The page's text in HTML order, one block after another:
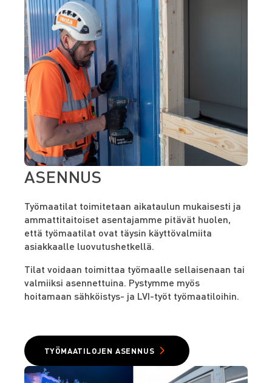
ASENNUS
Työmaatilat toimitetaan aikataulun mukaisesti ja
ammattitaitoiset asentajamme pitävät huolen,
että työmaatilat ovat täysin käyttövalmiita
asiakkaalle luovutushetkellä.
Tilat voidaan toimittaa työmaalle sellaisenaan tai
valmiiksi asennettuina. Pystymme myös
hoitamaan sähköistys- ja LVI-työt työmaatiloihin.
TYÖMAATILOJEN ASENNUS